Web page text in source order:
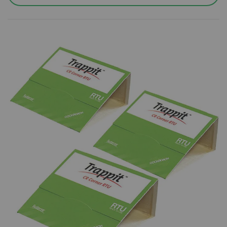
Условия за доставка със Спиди:
Пратката може да бъде доставена до адрес или до
избран от вас офис на Спийди.
Повече за предоставяните от Спиди услуги можете да
намерите на
https://www.speedy.bg/bg/domestic-
https://www.speedy.bg/bg/faq?category=3
Повече за общите условия на Спиди можете да
https://www.speedy.bg/bg/terms-and-
conditions-20230501
Условия за доставка с Еконт:
Пратката може да бъде доставена до избран от вас
офис на Еконт.